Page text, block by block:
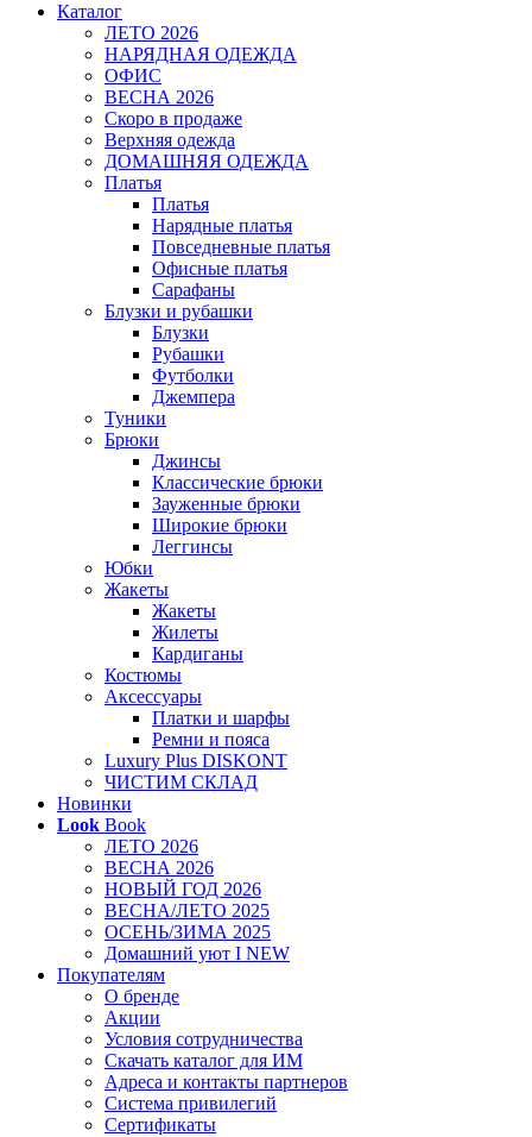
Каталог
ЛЕТО 2026
НАРЯДНАЯ ОДЕЖДА
ОФИС
ВЕСНА 2026
Скоро в продаже
Верхняя одежда
ДОМАШНЯЯ ОДЕЖДА
Платья
Платья
Нарядные платья
Повседневные платья
Офисные платья
Сарафаны
Блузки и рубашки
Блузки
Рубашки
Футболки
Джемпера
Туники
Брюки
Джинсы
Классические брюки
Зауженные брюки
Широкие брюки
Леггинсы
Юбки
Жакеты
Жакеты
Жилеты
Кардиганы
Костюмы
Аксессуары
Платки и шарфы
Ремни и пояса
Luxury Plus DISKONT
ЧИСТИМ СКЛАД
Новинки
Look Book
ЛЕТО 2026
ВЕСНА 2026
НОВЫЙ ГОД 2026
ВЕСНА/ЛЕТО 2025
ОСЕНЬ/ЗИМА 2025
Домашний уют I NEW
Покупателям
О бренде
Акции
Условия сотрудничества
Скачать каталог для ИМ
Адреса и контакты партнеров
Система привилегий
Сертификаты